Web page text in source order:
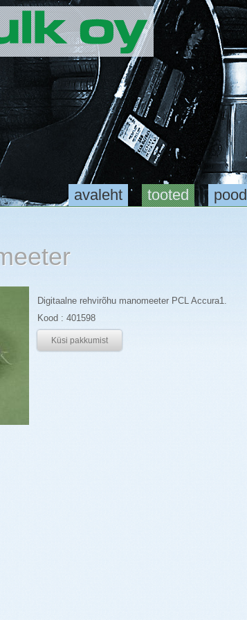
avaleht tooted pood
Digitaalne rehvirõhu manomeeter PCL Accura1.
Kood : 401598
Küsi pakkumist